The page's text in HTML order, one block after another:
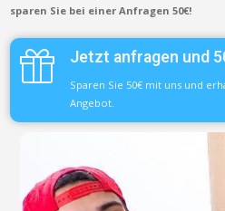
sparen Sie bei einer Anfragen 50€!
Jetzt anfragen und
Sparen Sie 50€ mit uns und
Angebot.